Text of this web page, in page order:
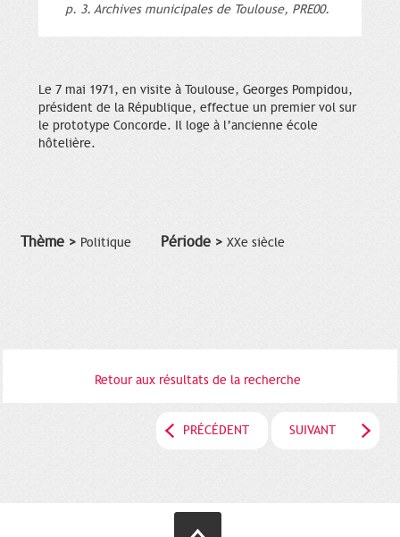
p. 3. Archives municipales de Toulouse, PRE00.
Le 7 mai 1971, en visite à Toulouse, Georges Pompidou,
président de la République, effectue un premier vol sur
le prototype Concorde. Il loge à l’ancienne école
hôtelière.
Thème > Politique Période > XXe siècle
Retour aux résultats de la recherche
PRÉCÉDENT SUIVANT